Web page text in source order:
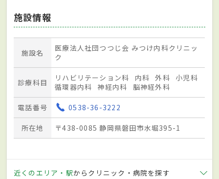
施設情報
施設名
医療法人社団つつじ会 みつけ内科クリニッ
ク
診療科目 リハビリテーション科 内科 外科
小児科
循環器内科
神経内科 脳神経外科
電話番号 0538-36-3222
所在地 〒438-0085 静岡県磐田市水堀395-1
近くのエリア・駅からクリニック・病院を探す